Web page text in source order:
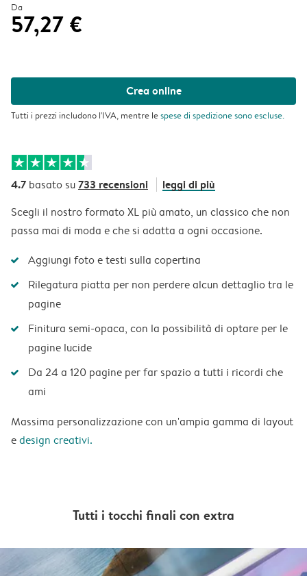
Da
57,27 €
Crea online
Tutti i prezzi includono l'IVA, mentre lespese di spedizionesono escluse.
4.7 basato su733 recensioni leggi di più
Scegli il nostro formato XL più amato, un classico che non
passa mai di moda e che si adatta a ogni occasione.
Aggiungi foto e testi sulla copertina
Rilegatura piatta per non perdere alcun dettaglio tra le
pagine
Finitura semi-opaca, con la possibilità di optare per le
pagine lucide
Da 24 a 120 pagine per far spazio a tutti i ricordi che
ami
Massima personalizzazione con un'ampia gamma di layout
edesign creativi.
Tutti i tocchi finali con extra